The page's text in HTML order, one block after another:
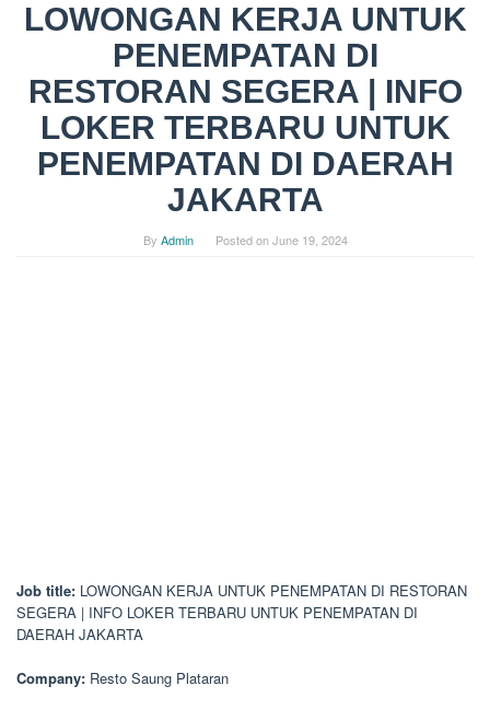
LOWONGAN KERJA UNTUK
PENEMPATAN DI
RESTORAN SEGERA | INFO
LOKER TERBARU UNTUK
PENEMPATAN DI DAERAH
JAKARTA
By Admin Posted onJune 19, 2024
Job title: LOWONGAN KERJA UNTUK PENEMPATAN DI RESTORAN
SEGERA | INFO LOKER TERBARU UNTUK PENEMPATAN DI
DAERAH JAKARTA
Company: Resto Saung Plataran